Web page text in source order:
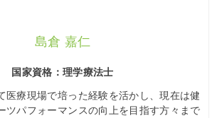
島倉 嘉仁
国家資格：理学療法士
医療現場で培った経験を活かし、現在は健
ツパフォーマンスの向上を目指す方々まで